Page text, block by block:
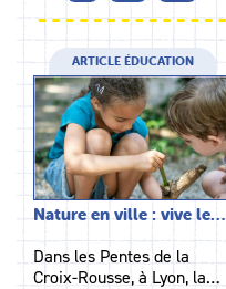
ARTICLE ÉDUCATION
Nature en ville : vive le…
Dans les Pentes de la
Croix-Rousse, à Lyon, la…